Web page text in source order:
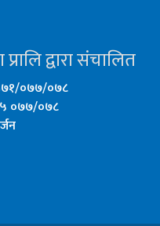
द्वारा संचालित
०७७/०७८
०७७/०७८